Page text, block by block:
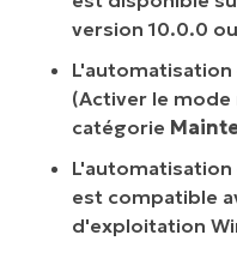
version 10.0.0
L'automatisation
(Activer le mode
catégorie
L'automatisation
est compatible
d'exploitation